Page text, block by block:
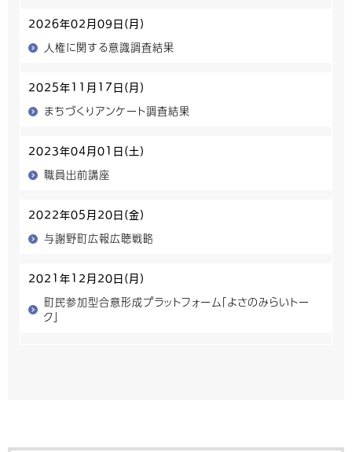
2026年02月09日(月)
人権に関する意識調査結果
2025年11月17日(月)
まちづくりアンケート調査結果
2023年04月01日(土)
職員出前講座
2022年05月20日(金)
与謝野町広報広聴戦略
2021年12月20日(月)
町民参加型合意形成プラットフォーム「よさのみらいトー
ク」